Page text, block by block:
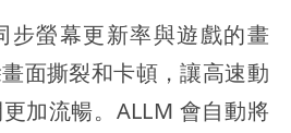
步螢幕更新率與遊戲的畫
面撕裂和卡頓，讓高速動
加流暢。ALLM 會自動將